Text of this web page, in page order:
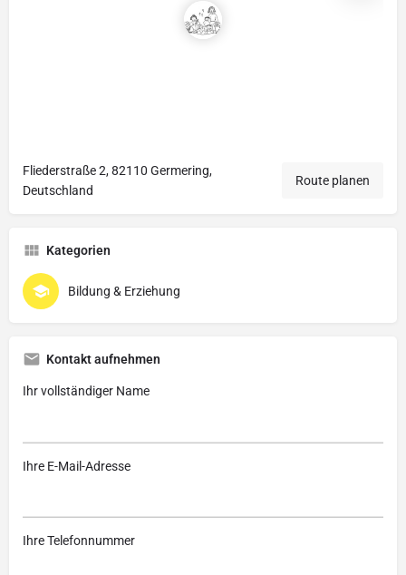
Fliederstraße 2, 82110 Germering,
Deutschland
Route planen
Kategorien
Bildung & Erziehung
Kontakt aufnehmen
Ihr vollständiger Name
Ihre E-Mail-Adresse
Ihre Telefonnummer